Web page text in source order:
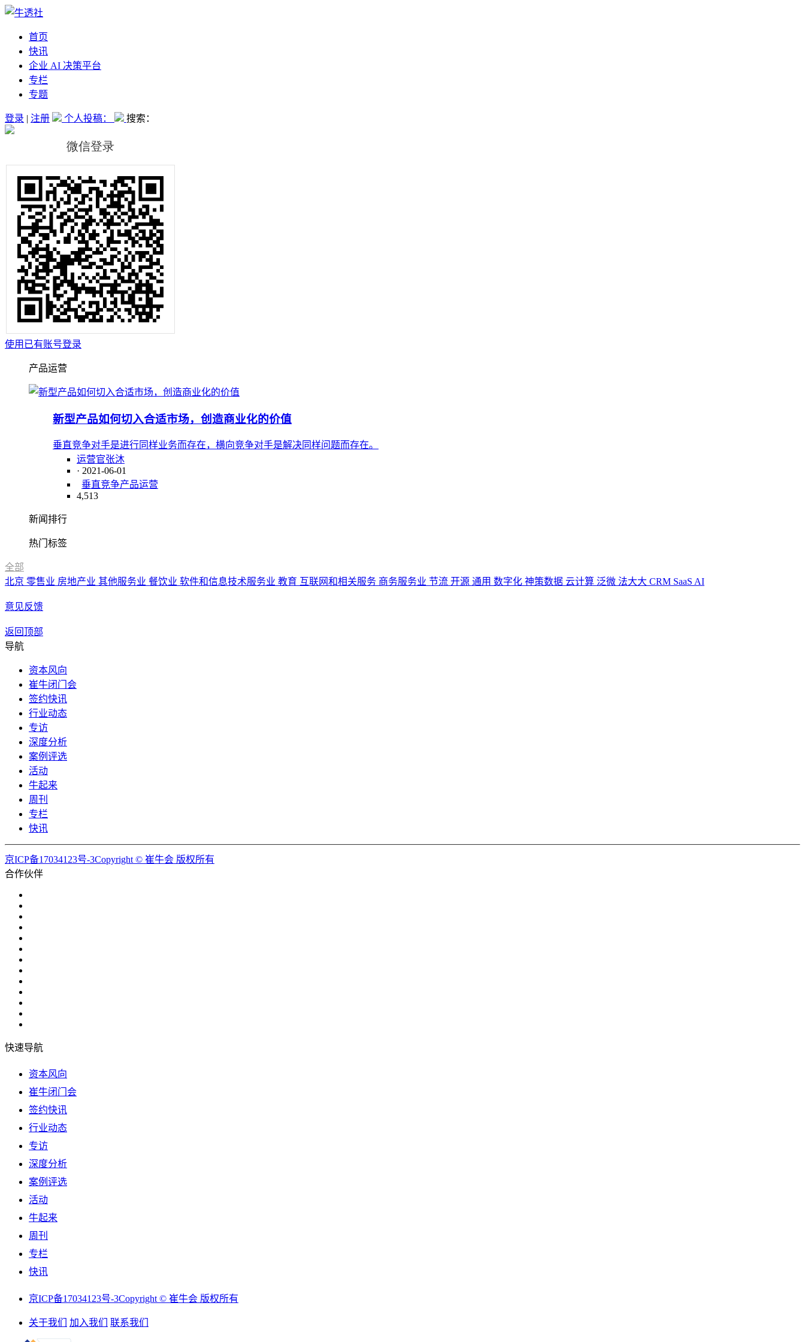
首页
快讯
企业 AI 决策平台
专栏
专题
登录 | 注册 个人投稿： 搜索：
使用已有账号登录
产品运营
新型产品如何切入合适市场，创造商业化的价值
垂直竞争对手是进行同样业务而存在，横向竞争对手是解决同样问题而存在。
运营官张沐
· 2021-06-01
垂直竞争产品运营
4,513
新闻排行
热门标签
全部
北京 零售业 房地产业 其他服务业 餐饮业 软件和信息技术服务业 教育 互联网和相关服务 商务服务业 节流 开源 通用 数字化 神策数据 云计算 泛微 法大大 CRM SaaS AI
意见反馈
返回顶部
导航
资本风向
崔牛闭门会
签约快讯
行业动态
专访
深度分析
案例评选
活动
牛起来
周刊
专栏
快讯
京ICP备17034123号-3Copyright © 崔牛会 版权所有
合作伙伴
快速导航
资本风向
崔牛闭门会
签约快讯
行业动态
专访
深度分析
案例评选
活动
牛起来
周刊
专栏
快讯
京ICP备17034123号-3Copyright © 崔牛会 版权所有
关于我们 加入我们 联系我们